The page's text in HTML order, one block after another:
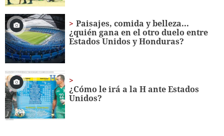
Paisajes, comida y belleza...
¿quién gana en el otro duelo entre
Estados Unidos y Honduras?
¿Cómo le irá a la H ante Estados
Unidos?